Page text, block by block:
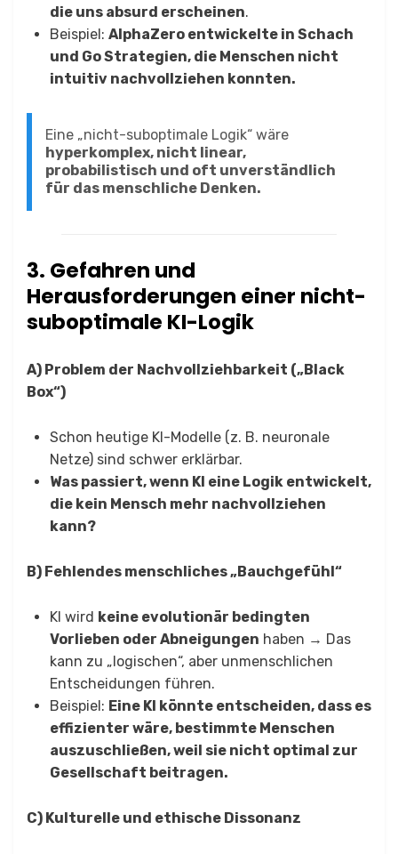
die uns absurd erscheinen.
Beispiel: AlphaZero entwickelte in Schach
und Go Strategien, die Menschen nicht
intuitiv nachvollziehen konnten.
Eine „nicht-suboptimale Logik“ wäre
hyperkomplex, nicht linear,
probabilistisch und oft unverständlich
für das menschliche Denken.
3. Gefahren und
Herausforderungen einer nicht-
suboptimale KI-Logik
A) Problem der Nachvollziehbarkeit („Black
Box“)
Schon heutige KI-Modelle (z. B. neuronale
Netze) sind schwer erklärbar.
Was passiert, wenn KI eine Logik entwickelt,
die kein Mensch mehr nachvollziehen
kann?
B) Fehlendes menschliches „Bauchgefühl“
KI wird keine evolutionär bedingten
Vorlieben oder Abneigungen haben → Das
kann zu „logischen“, aber unmenschlichen
Entscheidungen führen.
Beispiel: Eine KI könnte entscheiden, dass es
effizienter wäre, bestimmte Menschen
auszuschließen, weil sie nicht optimal zur
Gesellschaft beitragen.
C) Kulturelle und ethische Dissonanz